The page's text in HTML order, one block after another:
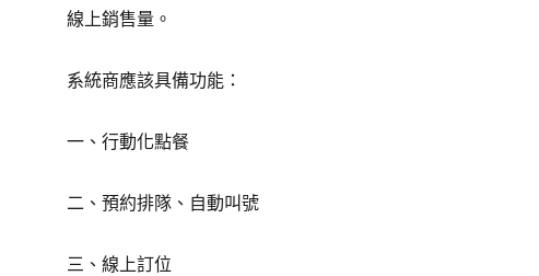
線上銷售量。
系統商應該具備功能：
一、行動化點餐
二、預約排隊、自動叫號
三、線上訂位